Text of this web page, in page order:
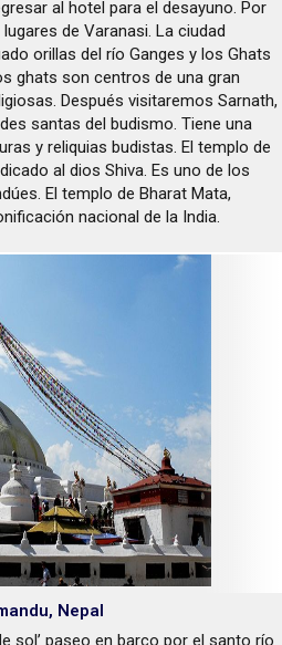
al hotel para el desayuno. Por
de Varanasi. La ciudad
orillas del río Ganges y los Ghats
ghats son centros de una gran
Después visitaremos Sarnath,
santas del budismo. Tiene una
y reliquias budistas. El templo de
al dios Shiva. Es uno de los
El templo de Bharat Mata,
nacional de la India.
Nepal
sol’ paseo en barco por el santo río